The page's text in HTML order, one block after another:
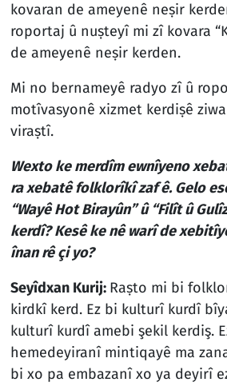
kovaran de ameyenê neṣir
roportaj û nuṣteyî mi zî kovara
de ameyenê neṣir kerden.
Mi no bernameyê radyo zî û
motîvasyonê xizmet kerdiṣê
viraṣtî.
Wexto ke merdîm ewnîyeno
ra xebatê folklorîkî zaf ê. Gelo
“Wayê Hot Birayûn” û “Filît û
kerdî? Kesê ke nê warî de
înan rê çi yo?
Seyîdxan Kurij: Raṣto mi bi
kirdkî kerd. Ez bi kulturî kurdî
kulturî kurdî amebi şekil kerdiş.
hemedeyiranî mintiqayê ma
bi xo pa embazanî xo ya deyirî